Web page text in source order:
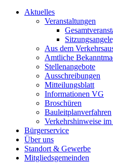
Aktuelles
Veranstaltungen
Aus dem
Amtliche
Stellenangebote
Ausschreibungen
Mitteilungsblatt
Informationen VG
Broschüren
Bauleitplanverfahren
Verkehrshinweise
Bürgerservice
Über uns
Standort & Gewerbe
Mitgliedsgemeinden